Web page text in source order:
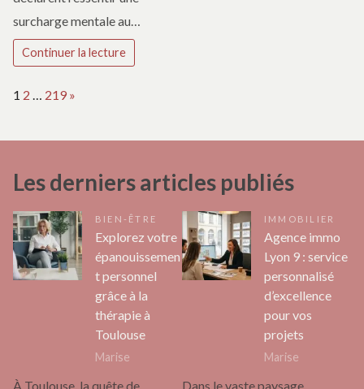
surcharge mentale au…
Continuer la lecture
Page:
1 2 219 Next
»
Les derniers articles publiés
BIEN-ÊTRE
Explorez votre
épanouissemen
t personnel
grâce à la
thérapie à
Toulouse
Marise
À Toulouse, la quête de
IMMOBILIER
Agence immo
Lyon 9 : service
personnalisé
d’excellence
pour vos
projets
Marise
Dans le vaste paysage